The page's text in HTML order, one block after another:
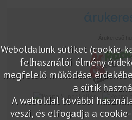
Weboldalunk sütiket (cookie-
felhasználói élmény
megfelelő működése
a sütik
A weboldal további
veszi, és elfogadja a